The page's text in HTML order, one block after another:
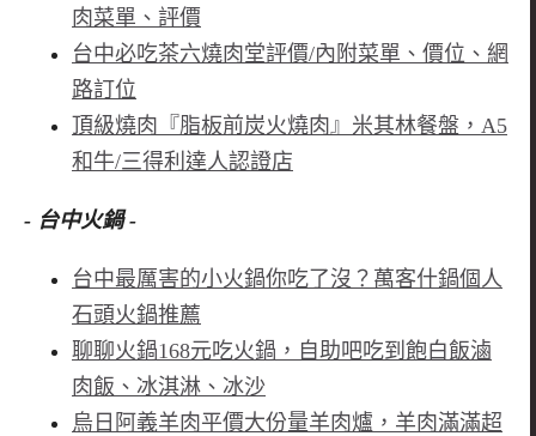
肉菜單、評價
台中必吃茶六燒肉堂評價/內附菜單、價位、網
路訂位
頂級燒肉『脂板前炭火燒肉』米其林餐盤，A5
和牛/三得利達人認證店
- 台中火鍋 -
台中最厲害的小火鍋你吃了沒？萬客什鍋個人
石頭火鍋推薦
聊聊火鍋168元吃火鍋，自助吧吃到飽白飯滷
肉飯、冰淇淋、冰沙
烏日阿義羊肉平價大份量羊肉爐，羊肉滿滿超